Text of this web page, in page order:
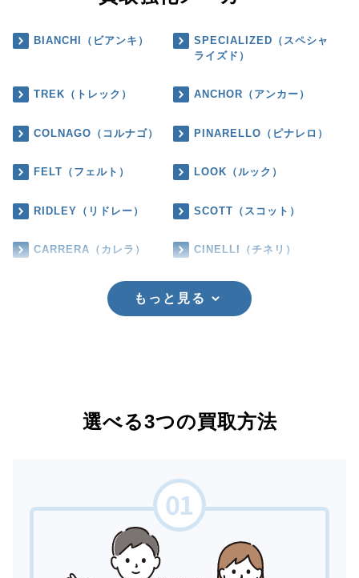
BIANCHI（ビアンキ）
SPECIALIZED（スペシャ
ライズド）
TREK（トレック） ANCHOR（アンカー）
COLNAGO（コルナゴ） PINARELLO（ピナレロ）
FELT（フェルト） LOOK（ルック）
RIDLEY（リドレー） SCOTT（スコット）
CARRERA（カレラ） CINELLI（チネリ）
もっと見る
選べる3つの買取方法